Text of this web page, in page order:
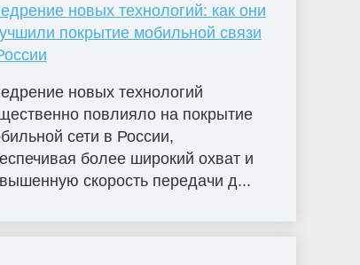
новых технологий: как они
покрытие мобильной связи
новых технологий
повлияло на покрытие
сети в России,
более широкий охват и
скорость передачи д...